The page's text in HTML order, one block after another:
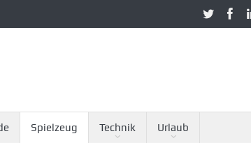
Spielzeug Technik Urlaub